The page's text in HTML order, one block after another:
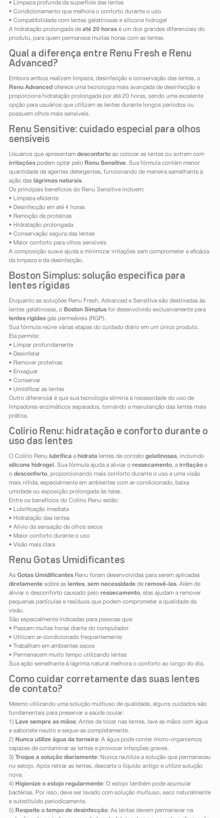
• Limpeza profunda da superfície das lentes
• Condicionamento que melhora o conforto durante o uso
• Compatibilidade com lentes gelatinosas e silicone hidrogel
A hidratação prolongada de até 20 horasé um dos grandes diferenciais do
produto, para quem permanece muitas horas com as lentes.
Qual a diferença entre Renu Fresh e Renu
Advanced?
Embora ambos realizem limpeza, desinfecção e conservação das lentes, o
Renu Advanced oferece uma tecnologia mais avançada de desinfecção e
proporciona hidratação prolongada por até 20 horas, sendo uma excelente
opção para usuários que utilizam as lentes durante longos períodos ou
possuem olhos mais sensíveis.
Renu Sensitive: cuidado especial para olhos
sensíveis
Usuários que apresentam desconfortoao colocar as lentes ou sofrem com
irritaçõespodem optar pelo Renu Sensitive. Sua fórmula contém menor
quantidade de agentes detergentes, funcionando de maneira semelhante à
ação das lágrimas naturais.
Os principais benefícios do Renu Sensitive incluem:
• Limpeza eficiente
• Desinfecção em até 4 horas
• Remoção de proteínas
• Hidratação prolongada
• Conservação segura das lentes
• Maior conforto para olhos sensíveis
A composição suave ajuda a minimizar irritações sem comprometer a eficácia
da limpeza e da desinfecção.
Boston Simplus: solução específica para
lentes rígidas
Enquanto as soluções Renu Fresh, Advanced e Sensitive são destinadas às
lentes gelatinosas, o Boston Simplusfoi desenvolvido exclusivamente para
lentes rígidasgás permeáveis (RGP).
Sua fórmula reúne várias etapas do cuidado diário em um único produto.
Ela permite:
• Limpar profundamente
• Desinfetar
• Remover proteínas
• Enxaguar
• Conservar
• Umidificar as lentes
Outro diferencial é que sua tecnologia elimina a necessidade do uso de
limpadores enzimáticos separados, tornando a manutenção das lentes mais
prática.
Colírio Renu: hidratação e conforto durante o
uso das lentes
O Colírio Renu lubrificae hidratalentes de contato gelatinosas, incluindo
silicone hidrogel . Sua fórmula ajuda a aliviar o ressecamento, a irritaçãoe
o desconforto, proporcionando mais conforto durante o uso e uma visão
mais nítida, especialmente em ambientes com ar-condicionado, baixa
umidade ou exposição prolongada às telas.
Entre os benefícios do Colírio Renu estão:
• Lubrificação imediata
• Hidratação das lentes
• Alívio da sensação de olhos secos
• Maior conforto durante o uso
• Visão mais clara
Renu Gotas Umidificantes
As Gotas UmidificantesRenu foram desenvolvidas para serem aplicadas
diretamentesobre as lentes, sem necessidadede removê-las. Além de
aliviar o desconforto causado pelo ressecamento, elas ajudam a remover
pequenas partículas e resíduos que podem comprometer a qualidade da
visão.
São especialmente indicadas para pessoas que:
• Passam muitas horas diante do computador
• Utilizam ar-condicionado frequentemente
• Trabalham em ambientes secos
• Permanecem muito tempo utilizando lentes
Sua ação semelhante à lágrima natural melhora o conforto ao longo do dia.
Como cuidar corretamente das suas lentes
de contato?
Mesmo utilizando uma solução multiuso de qualidade, alguns cuidados são
fundamentais para preservar a saúde ocular:
1) Lave sempre as mãos: Antes de tocar nas lentes, lave as mãos com água
e sabonete neutro e seque-as completamente.
2) Nunca utilize água da torneira: A água pode conter micro-organismos
capazes de contaminar as lentes e provocar infecções graves.
3) Troque a solução diariamente: Nunca reutilize a solução que permaneceu
no estojo. Após retirar as lentes, descarte o líquido antigo e utilize solução
nova.
4) Higienize o estojo regularmente: O estojo também pode acumular
bactérias. Por isso, deve ser lavado com solução multiuso, seco naturalmente
e substituído periodicamente.
5) Respeite o tempo de desinfecção: As lentes devem permanecer na